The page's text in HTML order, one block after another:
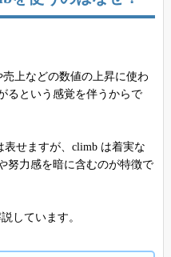
上などの数値の上昇に使わ
るという感覚を伴うからで
せますが、climb は着実な
努力感を暗に含むのが特徴で
しています。